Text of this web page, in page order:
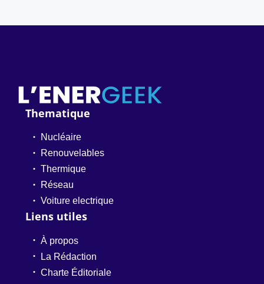
Thematique
Nucléaire
Renouvelables
Thermique
Réseau
Voiture electrique
Liens utiles
À propos
La Rédaction
Charte Éditoriale